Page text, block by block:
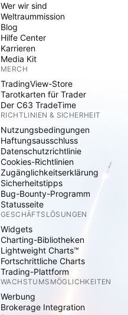
Wer wir sind
Weltraummission
Blog
Hilfe Center
Karrieren
Media Kit
MERCH
TradingView-Store
Tarotkarten für Trader
Der C63 TradeTime
RICHTLINIEN & SICHERHEIT
Nutzungsbedingungen
Haftungsausschluss
Datenschutzrichtlinie
Cookies-Richtlinien
Zugänglichkeitserklärung
Sicherheitstipps
Bug-Bounty-Programm
Statusseite
GESCHÄFTSLÖSUNGEN
Widgets
Charting-Bibliotheken
Lightweight Charts™
Fortschrittliche Charts
Trading-Plattform
WACHSTUMSMÖGLICHKEITEN
Werbung
Brokerage Integration